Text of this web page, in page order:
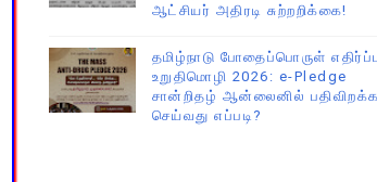
ஆட்சியர் அதிரடி சுற்றறிக்கை!
தமிழ்நாடு போதைப்பொருள்
உறுதிமொழி 2026: e-Pledge
சான்றிதழ் ஆன்லைனில்
செய்வது எப்படி?